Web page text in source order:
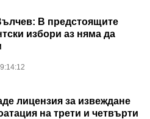
В предстоящите
избори аз няма да
лицензия за извеждане
на трети и четвърти